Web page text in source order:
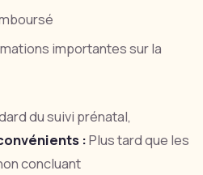
importantes sur la
du suivi prénatal,
:Plus tard que les
concluant